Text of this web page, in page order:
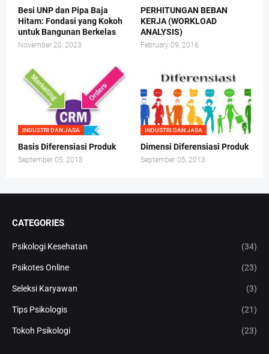
Besi UNP dan Pipa Baja
Hitam: Fondasi yang Kokoh
untuk Bangunan Berkelas
November 20, 2023
PERHITUNGAN BEBAN
KERJA (WORKLOAD
ANALYSIS)
February 09, 2016
INDUSTRI DAN JASA
Basis Diferensiasi Produk
September 05, 2013
INDUSTRI DAN JASA
Dimensi Diferensiasi Produk
September 05, 2013
CATEGORIES
Psikologi Kesehatan (34)
Psikotes Online (23)
Seleksi Karyawan (3)
Tips Psikologis (21)
Tokoh Psikologi (23)